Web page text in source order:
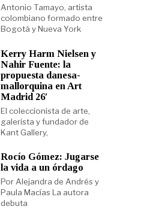
Antonio Tamayo, artista
colombiano formado entre
Bogotá y Nueva York
Kerry Harm Nielsen y
Nahir Fuente: la
propuesta danesa-
mallorquina en Art
Madrid 26′
El coleccionista de arte,
galerista y fundador de
Kant Gallery,
Rocío Gómez: Jugarse
la vida a un órdago
Por Alejandra de Andrés y
Paula Macías La autora
debuta